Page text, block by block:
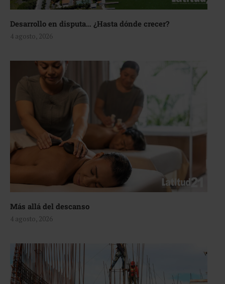
Desarrollo en disputa… ¿Hasta dónde crecer?
4 agosto, 2026
Más allá del descanso
4 agosto, 2026